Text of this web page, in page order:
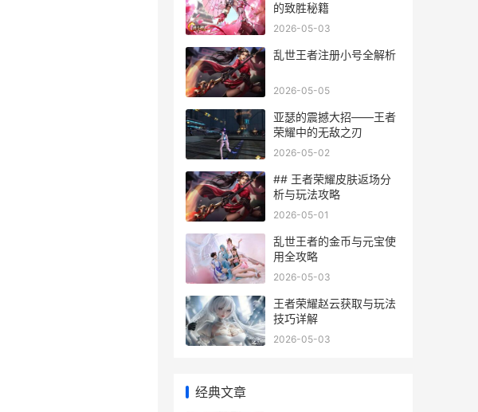
的致胜秘籍
2026-05-03
乱世王者注册小号全解析
2026-05-05
亚瑟的震撼大招——王者
荣耀中的无敌之刃
2026-05-02
## 王者荣耀皮肤返场分
析与玩法攻略
2026-05-01
乱世王者的金币与元宝使
用全攻略
2026-05-03
王者荣耀赵云获取与玩法
技巧详解
2026-05-03
经典文章